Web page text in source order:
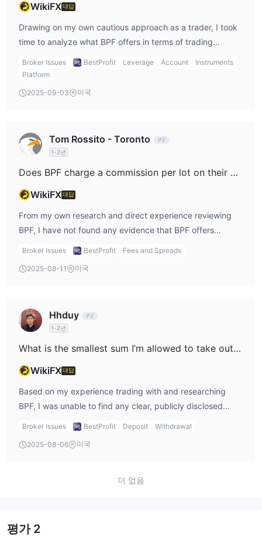
available information, especially regarding deposits and
withdrawals, is rather limited. This lack of detail could be a
point of concern for those who, like me, value process
side, I notice BPF’s trading fees are straightforward—3
allowing for some risk-free practice. User feedback, while
combining regulatory credentials, company tenure, and
transparent fees forms a solid foundation for
trustworthiness. Yet, I would recommend a cautious
approach due to the medium risk label and urge potential
clients to seek more first-hand insights on account
operations and fund safety before committing significant
capital. For me, BPF is a legitimate, regulated broker in
Indonesia, but as always, careful due diligence remains
WikiFX대답
Drawing on my own cautious approach as a trader, I took
time to analyze what BPF offers in terms of trading
instruments. From my experience, BPF stands out as a
futures-focused broker regulated in Indonesia, with
Exchange (JFX). Rather than providing conventional spot
futures contracts. For me, this means I can trade futures
based on gold and olein, as well as a range of currency
and index futures. The structure features both JFX-listed
multilateral contracts—like gold futures (including a 250-
gram variant)—and bilateral contracts covering several
foreign exchange pairs (such as EUR/USD, GBP/USD,
USD/JPY) and indices. While these product types might be
suitable for those already comfortable with futures trading
contracts, I have to acknowledge that BPF does not
view, the focus on regulated futures contracts via official
exchanges does provide a measure of risk management
and transparency, yet the absence of broader asset
classes means it may not meet the needs of all traders. As
always, for me, it’s essential to ensure that a broker’s
product range aligns with my own trading strategies and
risk tolerance.
Broker Issues BestProfit Leverage Account
Instruments
Platform
2025-09-03 미국
Tom Rossito - Toronto
1-2년
Does BPF charge a commission per lot on their ECN or raw spread account types?
WikiFX대답
From my own research and direct experience reviewing
BPF, I have not found any evidence that BPF offers
specialized ECN or raw spread account types as seen
centers on two main account types: standard live
model—specifically, they charge a fixed fee of 3 points
per transaction plus 11% VAT, rather than the separate
commission-per-lot model commonly associated with ECN
dedicated ECN or raw account option is something to be
mindful of, as it means spreads and pricing are set
according to their established structure on the Pro Trader
verify these details directly with their support before
Indonesia can differ from international practices. As
advanced account structures.
Broker Issues BestProfit Fees and Spreads
2025-08-11 미국
Hhduy
1-2년
What is the smallest sum I’m allowed to take out from my BPF account in a single withdrawal?
WikiFX대답
Based on my experience trading with and researching
BPF, I was unable to find any clear, publicly disclosed
information regarding the minimum withdrawal amount on
trader who prioritizes transparent terms and accessible
deposit and withdrawal policies before committing
and generally provides a satisfactory level of operational
transparency in areas like fees and account types, their
Broker Issues BestProfit Deposit Withdrawal
2025-08-06 미국
더 없음
평가2